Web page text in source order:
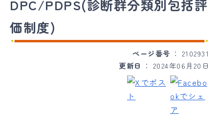
DPC/PDPS(診断群分類別包括評
価制度)
ページ番号
2102931
更新日
2024年06月20日